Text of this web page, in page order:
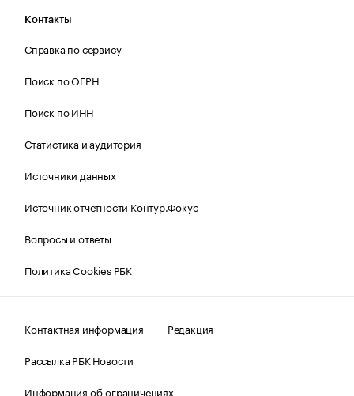
Контакты
Справка по сервису
Поиск по ОГРН
Поиск по ИНН
Статистика и аудитория
Источники данных
Источник отчетности Контур.Фокус
Вопросы и ответы
Политика Cookies РБК
Контактная информация
Редакция
Рассылка РБК Новости
Информация об ограничениях